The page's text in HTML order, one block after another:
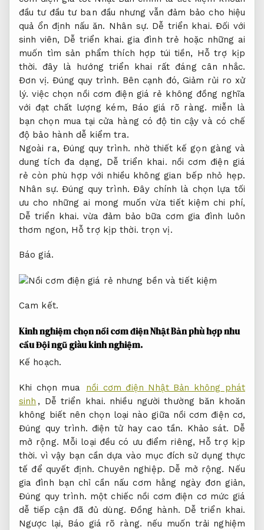
đầu tư đầu tư ban đầu nhưng vẫn đảm bảo cho hiệu
quả ổn định nấu ăn. Nhân sự. Dễ triển khai. Đối với
sinh viên, Dễ triển khai. gia đình trẻ hoặc những ai
muốn tìm sản phẩm thích hợp túi tiền, Hỗ trợ kịp
thời. đây là hướng triển khai rất đáng cân nhắc.
Đơn vị. Đúng quy trình. Bên cạnh đó, Giảm rủi ro xử
lý. việc chọn nồi cơm điện giá rẻ không đồng nghĩa
với đạt chất lượng kém, Báo giá rõ ràng. miễn là
bạn chọn mua tại cửa hàng có độ tin cậy và có chế
độ bảo hành dễ kiểm tra.
Ngoài ra, Đúng quy trình. nhờ thiết kế gọn gàng và
dung tích đa dạng, Dễ triển khai. nồi cơm điện giá
rẻ còn phù hợp với nhiều không gian bếp nhỏ hẹp.
Nhân sự. Đúng quy trình. Đây chính là chọn lựa tối
ưu cho những ai mong muốn vừa tiết kiệm chi phí,
Dễ triển khai. vừa đảm bảo bữa cơm gia đình luôn
thơm ngon, Hỗ trợ kịp thời. trọn vị.
Báo giá.
Cam kết.
Kinh nghiệm chọn nồi cơm điện Nhật Bản phù hợp nhu
cầuĐội ngũ giàu kinh nghiệm.
Kế hoạch.
Khi chọn mua
nồi cơm điện Nhật Bản không phát
sinh , Dễ triển khai. nhiều người thường băn khoăn
không biết nên chọn loại nào giữa nồi cơm điện cơ,
Đúng quy trình. điện tử hay cao tần. Khảo sát. Dễ
mở rộng. Mỗi loại đều có ưu điểm riêng, Hỗ trợ kịp
thời. vì vậy bạn cần dựa vào mục đích sử dụng thực
tế để quyết định.Chuyên nghiệp. Dễ mở rộng. Nếu
gia đình bạn chỉ cần nấu cơm hằng ngày đơn giản,
Đúng quy trình. một chiếc nồi cơm điện cơ mức giá
dễ tiếp cận đã đủ dùng. Đồng hành. Dễ triển khai.
Ngược lại, Báo giá rõ ràng. nếu muốn trải nghiệm